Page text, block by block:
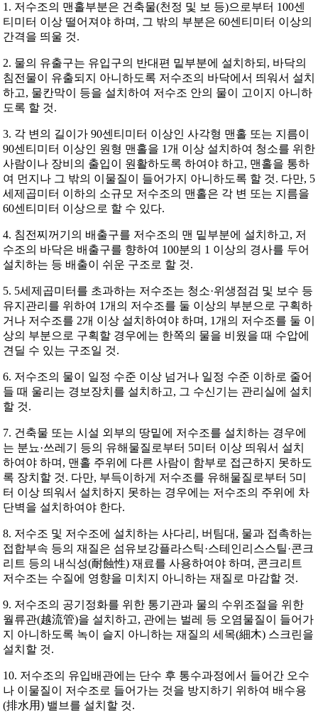
1. 저수조의 맨홀부분은 건축물(천정 및 보 등)으로부터 100센
티미터 이상 떨어져야 하며, 그 밖의 부분은 60센티미터 이상의
간격을 띄울 것.
2. 물의 유출구는 유입구의 반대편 밑부분에 설치하되, 바닥의
침전물이 유출되지 아니하도록 저수조의 바닥에서 띄워서 설치
하고, 물칸막이 등을 설치하여 저수조 안의 물이 고이지 아니하
도록 할 것.
3. 각 변의 길이가 90센티미터 이상인 사각형 맨홀 또는 지름이
90센티미터 이상인 원형 맨홀을 1개 이상 설치하여 청소를 위한
사람이나 장비의 출입이 원활하도록 하여야 하고, 맨홀을 통하
여 먼지나 그 밖의 이물질이 들어가지 아니하도록 할 것. 다만, 5
세제곱미터 이하의 소규모 저수조의 맨홀은 각 변 또는 지름을
60센티미터 이상으로 할 수 있다.
4. 침전찌꺼기의 배출구를 저수조의 맨 밑부분에 설치하고, 저
수조의 바닥은 배출구를 향하여 100분의 1 이상의 경사를 두어
설치하는 등 배출이 쉬운 구조로 할 것.
5. 5세제곱미터를 초과하는 저수조는 청소·위생점검 및 보수 등
유지관리를 위하여 1개의 저수조를 둘 이상의 부분으로 구획하
거나 저수조를 2개 이상 설치하여야 하며, 1개의 저수조를 둘 이
상의 부분으로 구획할 경우에는 한쪽의 물을 비웠을 때 수압에
견딜 수 있는 구조일 것.
6. 저수조의 물이 일정 수준 이상 넘거나 일정 수준 이하로 줄어
들 때 울리는 경보장치를 설치하고, 그 수신기는 관리실에 설치
할 것.
7. 건축물 또는 시설 외부의 땅밑에 저수조를 설치하는 경우에
는 분뇨·쓰레기 등의 유해물질로부터 5미터 이상 띄워서 설치
하여야 하며, 맨홀 주위에 다른 사람이 함부로 접근하지 못하도
록 장치할 것. 다만, 부득이하게 저수조를 유해물질로부터 5미
터 이상 띄워서 설치하지 못하는 경우에는 저수조의 주위에 차
단벽을 설치하여야 한다.
8. 저수조 및 저수조에 설치하는 사다리, 버팀대, 물과 접촉하는
접합부속 등의 재질은 섬유보강플라스틱·스테인리스스틸·콘크
리트 등의 내식성(耐蝕性) 재료를 사용하여야 하며, 콘크리트
저수조는 수질에 영향을 미치지 아니하는 재질로 마감할 것.
9. 저수조의 공기정화를 위한 통기관과 물의 수위조절을 위한
월류관(越流管)을 설치하고, 관에는 벌레 등 오염물질이 들어가
지 아니하도록 녹이 슬지 아니하는 재질의 세목(細木) 스크린을
설치할 것.
10. 저수조의 유입배관에는 단수 후 통수과정에서 들어간 오수
나 이물질이 저수조로 들어가는 것을 방지하기 위하여 배수용
(排水用) 밸브를 설치할 것.